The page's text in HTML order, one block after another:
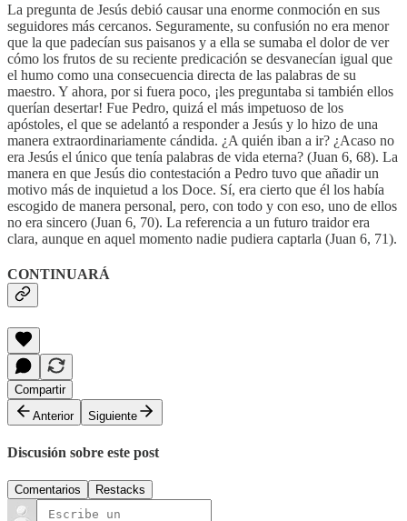
La pregunta de Jesús debió causar una enorme conmoción en sus
seguidores más cercanos. Seguramente, su confusión no era menor
que la que padecían sus paisanos y a ella se sumaba el dolor de ver
cómo los frutos de su reciente predicación se desvanecían igual que
el humo como una consecuencia directa de las palabras de su
maestro. Y ahora, por si fuera poco, ¡les preguntaba si también ellos
querían desertar! Fue Pedro, quizá el más impetuoso de los
apóstoles, el que se adelantó a responder a Jesús y lo hizo de una
manera extraordinariamente cándida. ¿A quién iban a ir? ¿Acaso no
era Jesús el único que tenía palabras de vida eterna? (Juan 6, 68). La
manera en que Jesús dio contestación a Pedro tuvo que añadir un
motivo más de inquietud a los Doce. Sí, era cierto que él los había
escogido de manera personal, pero, con todo y con eso, uno de ellos
no era sincero (Juan 6, 70). La referencia a un futuro traidor era
clara, aunque en aquel momento nadie pudiera captarla (Juan 6, 71).
CONTINUARÁ
Compartir
Anterior
Siguiente
Discusión sobre este post
Comentarios Restacks